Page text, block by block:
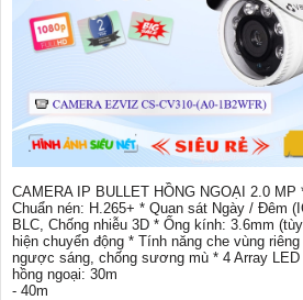
CAMERA IP BULLET HỒNG NGOẠI 2.0
Chuẩn nén: H.265+ * Quan sát Ngày / Đêm
BLC, Chống nhiễu 3D * Ống kính: 3.6mm
hiện chuyển động * Tính năng che vùng
ngược sáng, chống sương mù * 4 Array
hồng ngoại: 30m
- 40m